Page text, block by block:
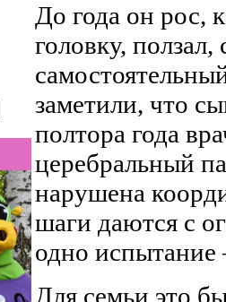
До года он рос,
головку,
заметили, что
полтора года
церебральный
нарушена
шаги даются с
одно испытание
Для семьи это